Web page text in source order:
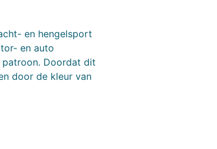
en hengelsport
en auto
patroon. Doordat dit
door de kleur van